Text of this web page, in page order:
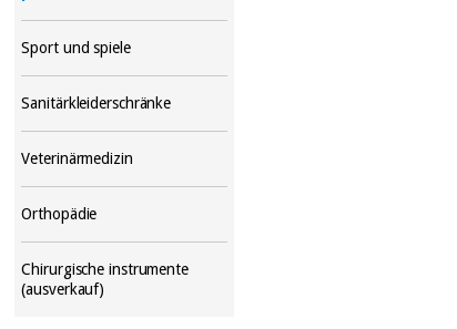
Sport und spiele
Sanitärkleiderschränke
Veterinärmedizin
Orthopädie
Chirurgische instrumente
(ausverkauf)